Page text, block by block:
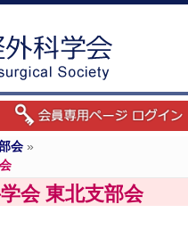
会 »
会 東北支部会